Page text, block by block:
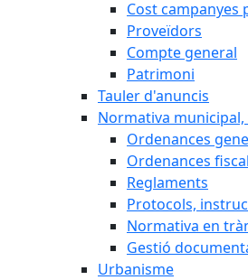
Cost
Proveïdors
Compte general
Patrimoni
Tauler d'anuncis
Normativa
Ordenances
Ordenances
Reglaments
Protocols,
Normativa en
Gestió
Urbanisme